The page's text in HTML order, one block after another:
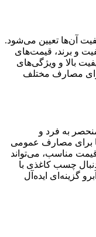
آن‌ها تعیین می‌شود.
و برند، قیمت‌های
بالا و ویژگی‌های
مصارف مختلف
منحصر به فرد و
برای مصارف عمومی
مناسب، می‌تواند
چسب کاغذی با
گزینه‌ای ایده‌آل